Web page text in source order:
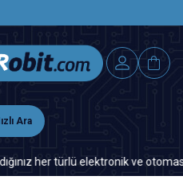
Ara
her türlü elektronik ve